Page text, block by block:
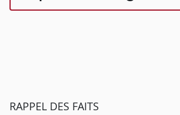
RAPPEL DES FAITS